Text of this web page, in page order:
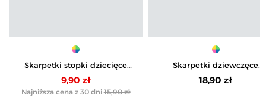
Skarpetki stopki dziecięce
kolorowe z ABS 3-pak
9,90 zł
Najniższa cena z 30 dni 15,90 zł
Skarpetki dziewczęce
bawełniane w kokardki 3-
18,90 zł